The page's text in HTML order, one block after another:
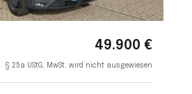
49.900 €
§ 25a UStG, MwSt. wird nicht ausgewiesen